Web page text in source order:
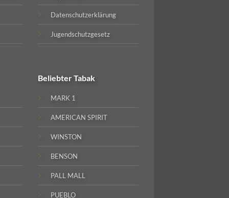
Datenschutzerklärung
Jugendschutzgesetz
BeliebterTabak
MARK 1
AMERICAN SPIRIT
WINSTON
BENSON
PALL MALL
PUEBLO